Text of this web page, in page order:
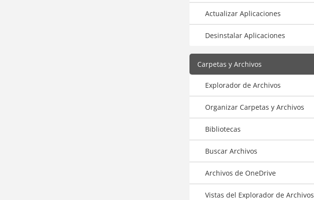
Actualizar Aplicaciones
Desinstalar Aplicaciones
Carpetas y Archivos
Explorador de Archivos
Organizar Carpetas y Archivos
Bibliotecas
Buscar Archivos
Archivos de OneDrive
Vistas del Explorador de Archivos